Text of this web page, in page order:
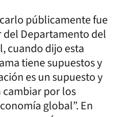
públicamente fue
Departamento del
cuando dijo esta
tiene supuestos y
es un supuesto y
por los
global”. En